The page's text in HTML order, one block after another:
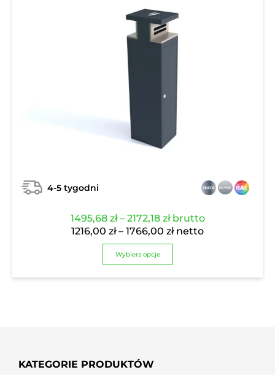
4-5 tygodni
1495,68 zł – 2172,18 złZakres
cen:
od
do
2172,18 zł
brutto
1216,00 zł – 1766,00 złZakres
do
netto
Wybierz opcje
KATEGORIE PRODUKTÓW